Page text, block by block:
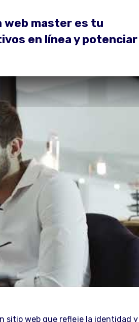
web master es tu
en línea y potenciar
sitio web que refleje la identidad y